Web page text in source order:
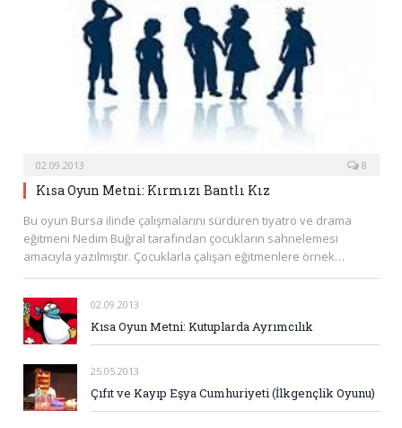
02.09.2013 8
Kısa Oyun Metni: Kırmızı Bantlı Kız
Bu oyun Bursa ilinde çalışmalarını sürdüren tiyatro ve drama
eğitmeni Nedim Buğral tarafından çocukların sahnelemesi
amacıyla yazılmıştır. Çocuklarla çalışan eğitmenlere örnek…
02.09.2013
Kısa Oyun Metni: Kutuplarda Ayrımcılık
25.05.2013
Çıfıt ve Kayıp Eşya Cumhuriyeti (İlkgençlik Oyunu)